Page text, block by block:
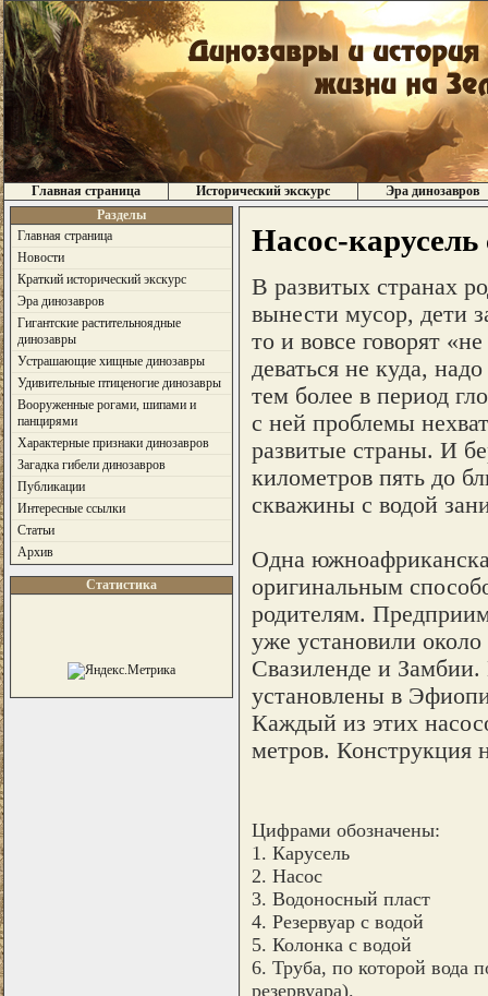
Главная страница Исторический экскурс
Эра динозавров
Разделы
Главная страница
Новости
Краткий исторический экскурс
Эра динозавров
Гигантские растительноядные
динозавры
Устрашающие хищные динозавры
Удивительные птиценогие динозавры
Вооруженные рогами, шипами и
панцирями
Характерные признаки динозавров
Загадка гибели динозавров
Публикации
Интересные ссылки
Статьи
Архив
Статистика
Насос-
В развитых странах
вынести мусор, дети
то и вовсе говорят
деваться не куда,
тем более в период
с ней проблемы
развитые страны. И
километров пять до
скважины с водой
Одна
оригинальным
родителям.
уже установили
Свазиленде и
установлены в
Каждый из этих
метров. Конструкция
Цифрами обозначены:
1. Карусель
2. Насос
3. Водоносный пласт
4. Резервуар с водой
5. Колонка с водой
6. Труба, по которой вода
резервуара).